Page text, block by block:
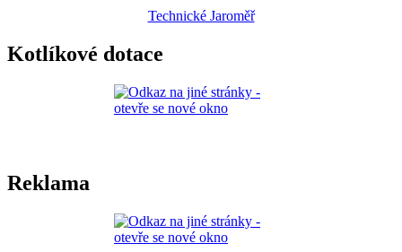
Technické Jaroměř
Kotlíkové dotace
Reklama